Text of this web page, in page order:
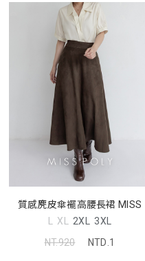
質感麂皮傘襬高腰長裙 MISS
L XL 2XL 3XL
NT.920
NTD.1